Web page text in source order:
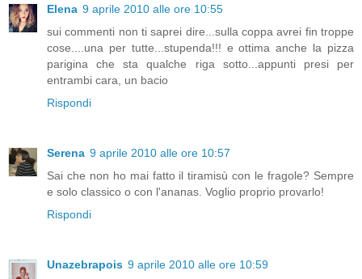
Elena 9 aprile 2010 alle ore 10:55
sui commenti non ti saprei dire...sulla coppa avrei fin troppe
cose....una per tutte...stupenda!!! e ottima anche la pizza
parigina che sta qualche riga sotto...appunti presi per
entrambi cara, un bacio
Rispondi
Serena 9 aprile 2010 alle ore 10:57
Sai che non ho mai fatto il tiramisù con le fragole? Sempre
e solo classico o con l'ananas. Voglio proprio provarlo!
Rispondi
Unazebrapois 9 aprile 2010 alle ore 10:59